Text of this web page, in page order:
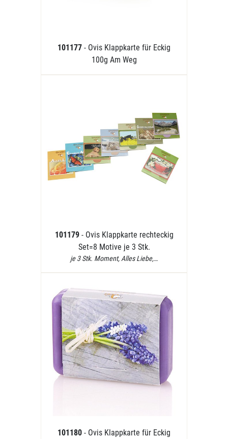
101177 - Ovis Klappkarte für Eckig
100g Am Weg
101179 - Ovis Klappkarte rechteckig
Set=8 Motive je 3 Stk.
je 3 Stk. Moment, Alles Liebe,…
101180 - Ovis Klappkarte für Eckig